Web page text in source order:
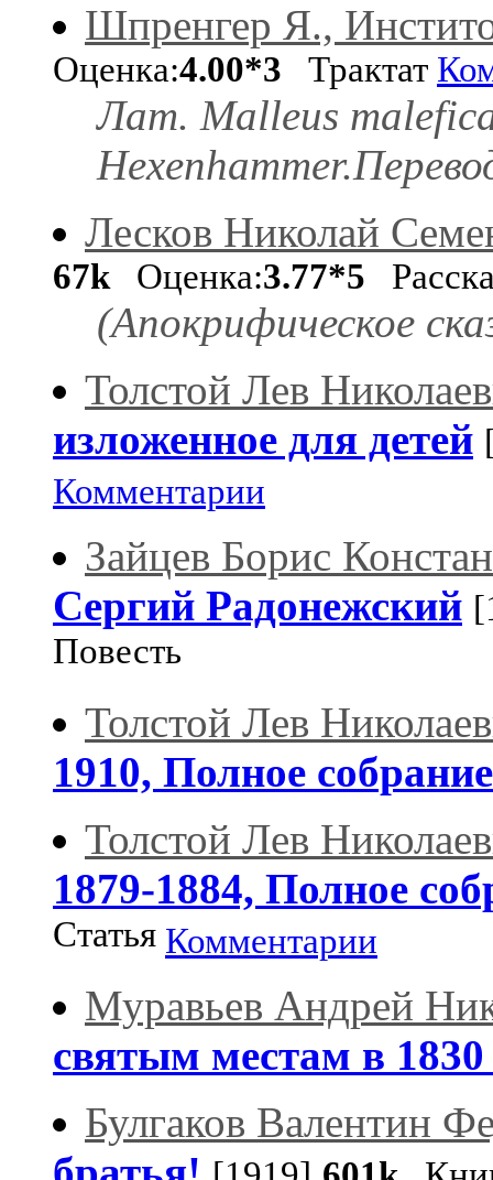
Шпренгер Я.,
Оценка:4.00*3 Трактат
Лат. Malleus
Лесков Николай
67kОценка:3.77*5
(Апокрифическое
Толстой Лев
изложенное для детей
Комментарии
Зайцев Борис
Сергий Радонежский
Повесть
Толстой Лев
1910, Полное
Толстой Лев
1879-1884, Полное
Статья Комментарии
Муравьев Андрей
святым местам в 1830
Булгаков Валентин